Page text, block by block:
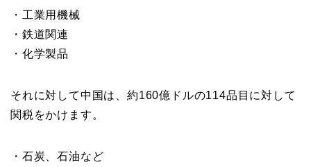
・工業用機械
・鉄道関連
・化学製品
それに対して中国は、約160億ドルの114品目に対して
関税をかけます。
・石炭、石油など